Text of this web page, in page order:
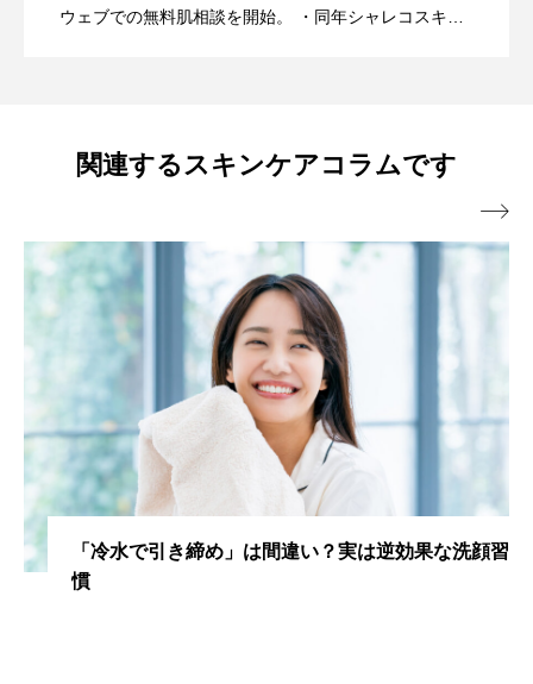
ウェブでの無料肌相談を開始。 ・同年シャレコスキン
ャレコレター♪」は20年間週一回発行。 ・肌トラブル
向け特に敏感肌、乾燥肌へのスキンケアアドバイスに
心配するスキンケアとは？
関連するスキンケアコラムです
「冷水で引き締め」は間違い？実は逆効果な洗顔習
慣
